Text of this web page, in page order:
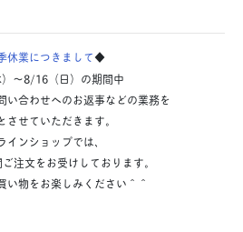
休業につきまして◆
〜8/16（日）の期間中
い合わせへのお返事などの業務を
させていただきます。
インショップでは、
注文をお受けしております。
い物をお楽しみください＾＾